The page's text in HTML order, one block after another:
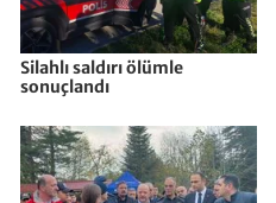
Silahlı saldırı ölümle
sonuçlandı